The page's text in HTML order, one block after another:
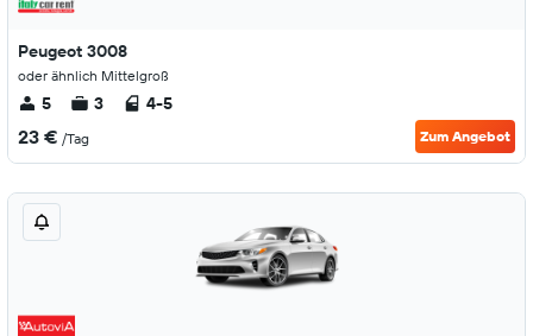
Peugeot 3008
oder ähnlich Mittelgroß
5 3 4-5
23 € /Tag Zum Angebot